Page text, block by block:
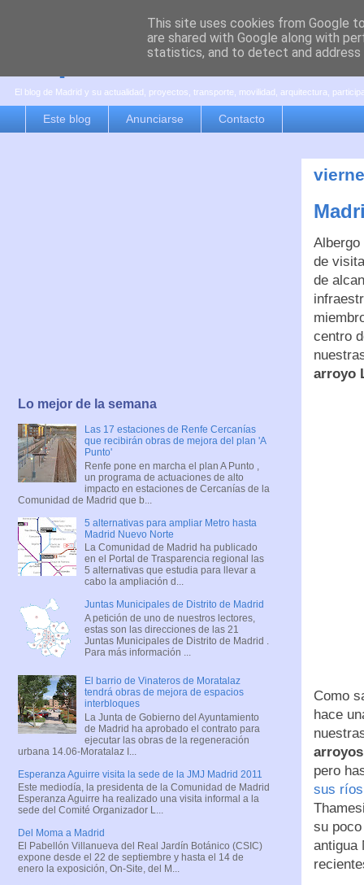
es por madrid
El blog de Madrid y su actualidad, proyectos, transporte, movilidad, arquitectura,
Este blog Anunciarse Contacto
de
de
centro
arroyo
Como
hace
pero
sus
su
antigua
Lo mejor de la semana
Las 17 estaciones de Renfe Cercanías
que recibirán obras de mejora del plan 'A
Punto'
Renfe pone en marcha el plan A Punto ,
un programa de actuaciones de alto
impacto en estaciones de Cercanías de la
Comunidad de Madrid que b...
5 alternativas para ampliar Metro hasta
Madrid Nuevo Norte
La Comunidad de Madrid ha publicado
en el Portal de Trasparencia regional las
5 alternativas que estudia para llevar a
cabo la ampliación d...
Juntas Municipales de Distrito de Madrid
A petición de uno de nuestros lectores,
estas son las direcciones de las 21
Juntas Municipales de Distrito de Madrid .
Para más información ...
El barrio de Vinateros de Moratalaz
tendrá obras de mejora de espacios
interbloques
La Junta de Gobierno del Ayuntamiento
de Madrid ha aprobado el contrato para
ejecutar las obras de la regeneración
urbana 14.06-Moratalaz I...
Esperanza Aguirre visita la sede de la JMJ Madrid 2011
Este mediodía, la presidenta de la Comunidad de Madrid
Esperanza Aguirre ha realizado una visita informal a la
sede del Comité Organizador L...
Del Moma a Madrid
El Pabellón Villanueva del Real Jardín Botánico (CSIC)
expone desde el 22 de septiembre y hasta el 14 de
enero la exposición, On-Site, del M...
This site uses cookies from Google
are shared with Google along with
statistics, and to detect and address